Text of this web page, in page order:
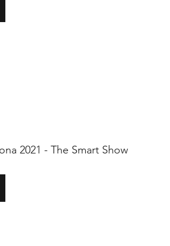
2021 - The Smart Show